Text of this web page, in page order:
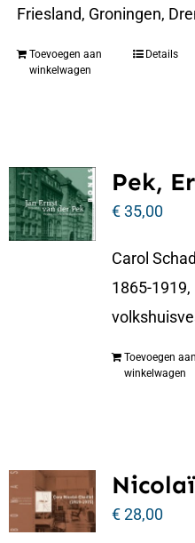
Friesland, Groningen,
Toevoegen aan
winkelwagen
Details
Pek,
€35,00
Carol
1865-1919,
Toevoegen aan
winkelwagen
€28,00